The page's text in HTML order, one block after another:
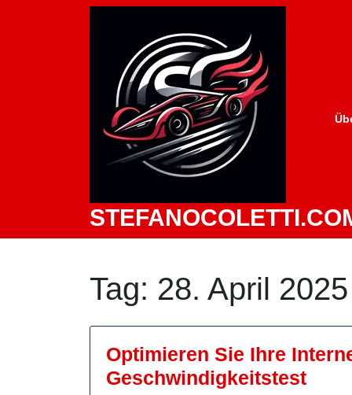
Tag: 28. April 2025
Optimieren Sie Ihre
Geschwindigkeitstest